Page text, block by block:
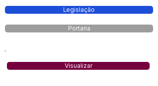
Legislação
Portaria
Visualizar